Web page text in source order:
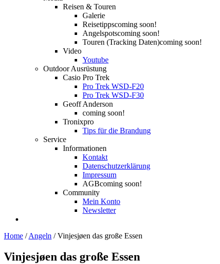
Reisen & Touren
Galerie
Reisetippscoming soon!
Angelspotscoming soon!
Touren (Tracking Daten)coming soon!
Video
Youtube
Outdoor Ausrüstung
Casio Pro Trek
Pro Trek WSD-F20
Pro Trek WSD-F30
Geoff Anderson
coming soon!
Tronixpro
Tips für die Brandung
Service
Informationen
Kontakt
Datenschutzerklärung
Impressum
AGBcoming soon!
Community
Mein Konto
Newsletter
Home /Angeln /Vinjesjøen das große Essen
Vinjesjøen das große Essen